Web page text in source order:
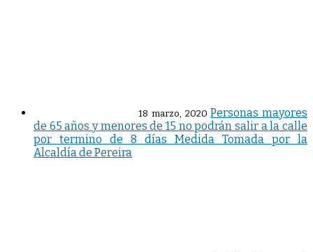
18 marzo, 2020 Personas mayores
de 65 años y menores de 15 no podrán salir a la calle
por termino de 8 días Medida Tomada por la
Alcaldía de Pereira